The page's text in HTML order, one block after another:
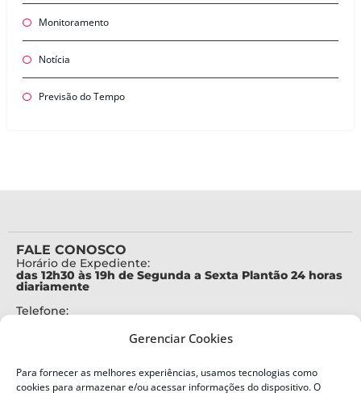
Gerenciar Cookies
Para fornecer as melhores experiências, usamos tecnologias como
cookies para armazenar e/ou acessar informações do dispositivo. O
Monitoramento
Notícia
Previsão do Tempo
FALE CONOSCO
Horário de Expediente:
das 12h30 às 19h de Segunda a Sexta Plantão 24 horas
diariamente
Telefone:
Alertas Defesa Civil: